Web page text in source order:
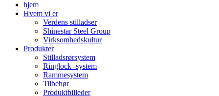
hjem
Hvem vi er
Verdens stilladser
Shinestar Steel Group
Virksomhedskultur
Produkter
Stilladsrørsystem
Ringlock -system
Rammesystem
Tilbehør
Produktbilleder